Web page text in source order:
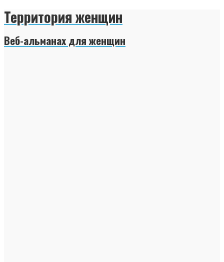
Территория женщин
Веб-альманах для женщин